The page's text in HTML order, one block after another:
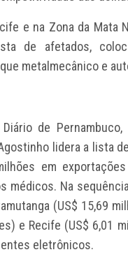
e na Zona da Mata
de afetados,
metalmecânico e
de
lidera a lista
em exportações
Na
(US$ 15,69
e Recife (US$ 6,01
eletrônicos.